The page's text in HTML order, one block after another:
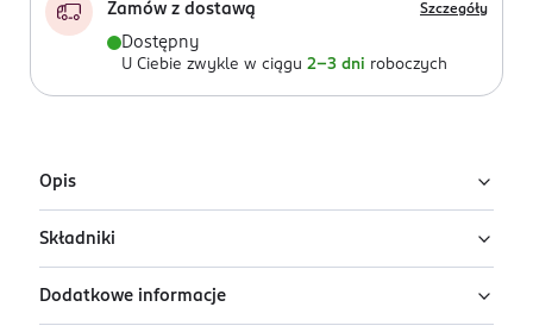
Zamów z dostawą Szczegóły
Dostępny
U Ciebie zwykle w ciągu 2-3 dni roboczych
Opis
Kolagenowa maska w płachcie érnè
Seaweed Face Mask Collagen Ginseng
Składniki
Ingredients: : AQUA, GLYCERIN, PHENOXYETHANOL,
Dodatkowe informacje